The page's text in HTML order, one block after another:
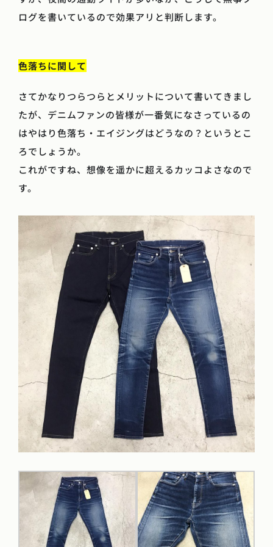
ログを書いているので効果アリと判断します。
色落ちに関して
さてかなりつらつらとメリットについて書いてきまし
たが、デニムファンの皆様が一番気になさっているの
はやはり色落ち・エイジングはどうなの？というとこ
ろでしょうか。
これがですね、想像を遥かに超えるカッコよさなので
す。